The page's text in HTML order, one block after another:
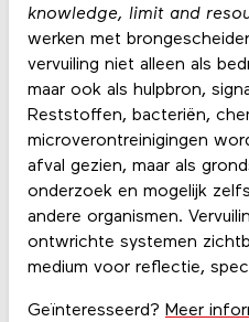
knowledge, limit and
werken met
vervuiling niet alleen als
maar ook als hulpbron,
Reststoffen, bacteriën,
microverontreinigingen
afval gezien, maar als
onderzoek en mogelijk
andere organismen.
ontwrichte systemen
medium voor reflectie,
Geïnteresseerd? Meer